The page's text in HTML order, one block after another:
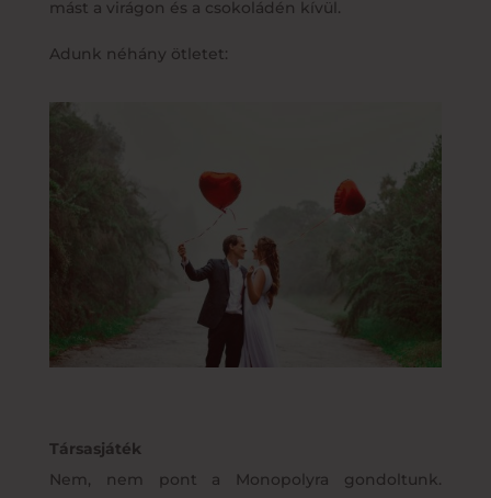
mást a virágon és a csokoládén kívül.
Adunk néhány ötletet:
Társasjáték
Nem, nem pont a Monopolyra gondoltunk.